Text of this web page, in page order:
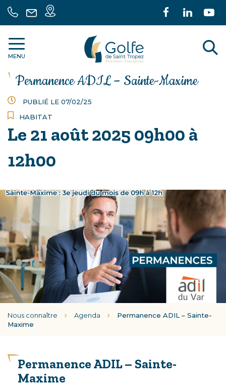
Gestion des traceurs
04
94
55
70
30
Nous
écrire
Carte
intéractive
Lien
vers
Facebook
Lien
vers
le
MENU
Communauté
communes
Golfe
de
Tropez
Permanence ADIL – Sainte-Maxime
PUBLIÉ LE 07/02/25
HABITAT
Le 21 août2025 09h00 à
12h00
Nous connaître Agenda
Permanence ADIL – Sainte-
Maxime
Permanence ADIL – Sainte-
Maxime